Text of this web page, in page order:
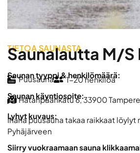
TIETOA SAUNASTA
Saunalautta M/
Saunan tyyppi & henkilömäärä:
Puusauna
1-20 henkilöä
Saunan käyntiosoite:
Hatanpäänkatu 6, 33900 Tampere
Lyhyt kuvaus:
Ihana puusauna takaa raikkaat löylyt
Pyhäjärveen
Siirry vuokraamaan sauna